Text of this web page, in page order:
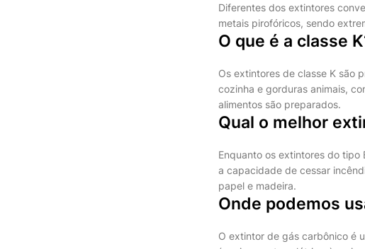
Diferentes dos extintores
metais pirofóricos, sendo
O que é a classe
Os extintores de classe K são
cozinha e gorduras animais,
alimentos são preparados.
Qual o melhor
Enquanto os extintores do tipo
a capacidade de cessar
papel e madeira.
Onde podemos
O extintor de gás carbônico é